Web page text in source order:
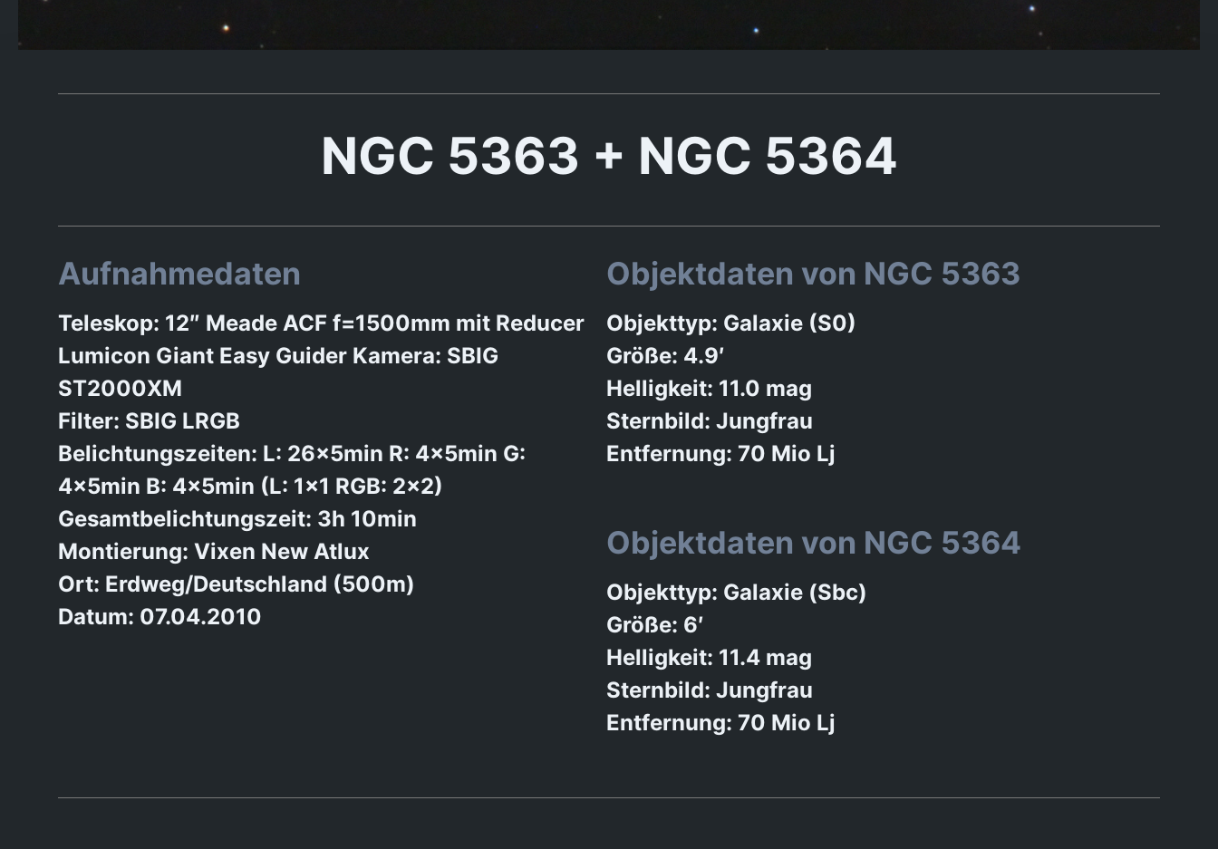
NGC 5363 + NGC 5364
Aufnahmedaten
Teleskop: 12″ Meade ACF f=1500mm mit Reducer
Lumicon Giant Easy Guider Kamera: SBIG
ST2000XM
Filter: SBIG LRGB
Belichtungszeiten: L: 26x5min R: 4x5min G:
4x5min B: 4x5min (L: 1×1 RGB: 2×2)
Gesamtbelichtungszeit: 3h 10min
Montierung: Vixen New Atlux
Ort: Erdweg/Deutschland (500m)
Datum: 07.04.2010
Objektdaten von NGC 5363
Objekttyp: Galaxie (S0)
Größe: 4.9′
Helligkeit: 11.0 mag
Sternbild: Jungfrau
Entfernung: 70 Mio Lj
Objektdaten von NGC 5364
Objekttyp: Galaxie (Sbc)
Größe: 6′
Helligkeit: 11.4 mag
Sternbild: Jungfrau
Entfernung: 70 Mio Lj